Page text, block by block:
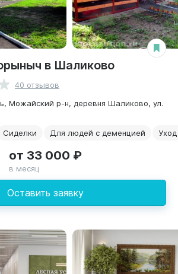
в Шаликово
40 отзывов
р-н, деревня Шаликово, ул.
Сиделки Для людей с деменцией
Оставить заявку
от 33 000 ₽
в месяц